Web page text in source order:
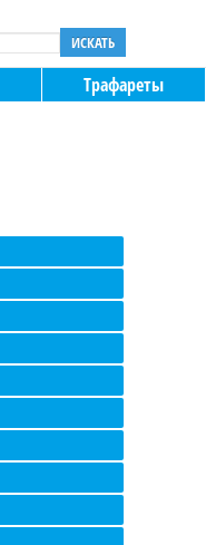
ИСКАТЬ
Трафареты